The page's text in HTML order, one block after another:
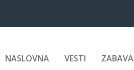
NASLOVNA VESTI ZABAVA